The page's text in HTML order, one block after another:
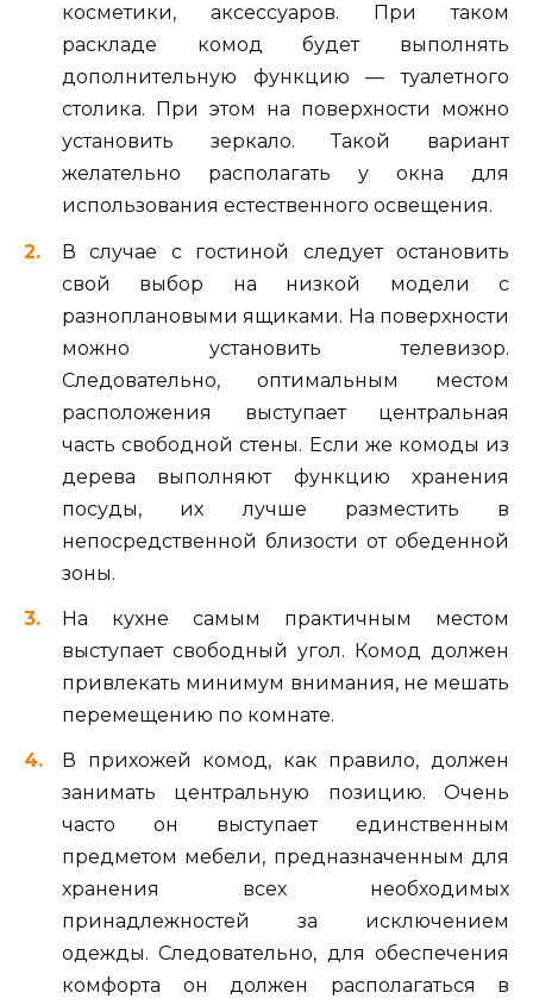
косметики, аксессуаров. При таком
раскладе комод будет выполнять
дополнительную функцию — туалетного
столика. При этом на поверхности можно
установить зеркало. Такой вариант
желательно располагать у окна для
использования естественного освещения.
В случае с гостиной следует остановить
свой выбор на низкой модели с
разноплановыми ящиками. На поверхности
можно установить телевизор.
Следовательно, оптимальным местом
расположения выступает центральная
часть свободной стены. Если же комоды из
дерева выполняют функцию хранения
посуды, их лучше разместить в
непосредственной близости от обеденной
зоны.
На кухне самым практичным местом
выступает свободный угол. Комод должен
привлекать минимум внимания, не мешать
перемещению по комнате.
В прихожей комод, как правило, должен
занимать центральную позицию. Очень
часто он выступает единственным
предметом мебели, предназначенным для
хранения всех необходимых
принадлежностей за исключением
одежды. Следовательно, для обеспечения
комфорта он должен располагаться в